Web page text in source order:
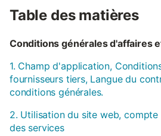
Table des matières
Conditions générales d'affaires
1. Champ d'application,
fournisseurs tiers, Langue du
conditions générales.
2. Utilisation du site web,
des services